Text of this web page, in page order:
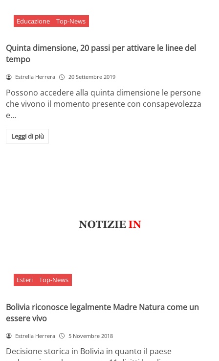
Educazione Top-News
Quinta dimensione, 20 passi per attivare le linee del
tempo
Estrella Herrera 20 Settembre 2019
Possono accedere alla quinta dimensione le persone
che vivono il momento presente con consapevolezza
e…
Leggi di più
Esteri Top-News
Bolivia riconosce legalmente Madre Natura come un
essere vivo
Estrella Herrera 5 Novembre 2018
Decisione storica in Bolivia in quanto il paese